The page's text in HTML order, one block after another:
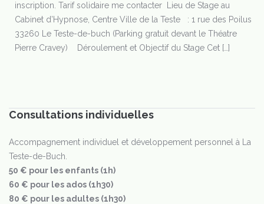
inscription. Tarif solidaire me contacter Lieu de Stage au
Cabinet d’Hypnose, Centre Ville de la Teste : 1 rue des Poilus
33260 Le Teste-de-buch (Parking gratuit devant le Théatre
Pierre Cravey) Déroulement et Objectif du Stage Cet […]
Consultations individuelles
Accompagnement individuel et développement personnel à La
Teste-de-Buch.
50 € pour les enfants (1h)
60 € pour les ados (1h30)
80 € pour les adultes (1h30)